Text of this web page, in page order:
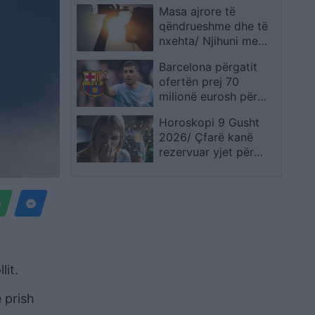
prish
dhe droni Bayraktar
Masa ajrore të
qëndrueshme dhe të
nxehta/ Njihuni me
Gusht 2026, ja qytetet
ku termometri do të
shënojë 41 gradë
Barcelona përgatit
ofertën prej 70
milionë eurosh për
Horoskopi 9 Gusht
2026/ Çfarë kanë
rezervuar yjet për